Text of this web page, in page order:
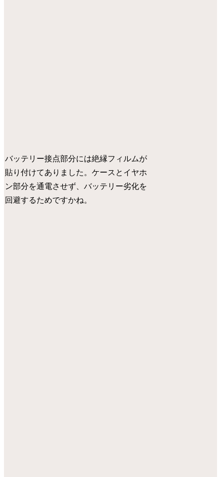
バッテリー接点部分には絶縁フィルムが
貼り付けてありました。ケースとイヤホ
ン部分を通電させず、バッテリー劣化を
回避するためですかね。